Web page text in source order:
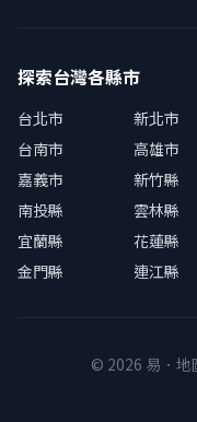
探索台灣各縣市
台北市 新北市
台南市
高雄市
嘉義市
新竹縣
南投縣
雲林縣
宜蘭縣
花蓮縣
金門縣
連江縣
© 2026 易．